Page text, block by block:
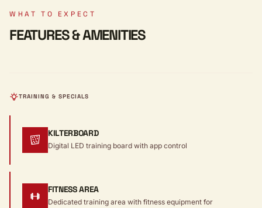
WHAT TO EXPECT
FEATURES & AMENITIES
TRAINING & SPECIALS
KILTERBOARD
Digital LED training board with app control
FITNESS AREA
Dedicated training area with fitness equipment for